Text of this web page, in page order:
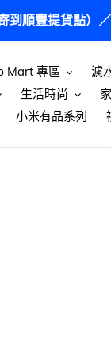
順豐提貨點）
Mart 專區 濾
生活時尚
小米有品系列